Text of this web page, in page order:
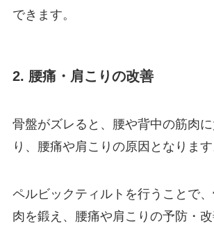
できます。
2. 腰痛・肩こりの改善
骨盤がズレると、腰や背中の筋肉
り、腰痛や肩こりの原因となります
ペルビックティルトを行うことで
肉を鍛え、腰痛や肩こりの予防・